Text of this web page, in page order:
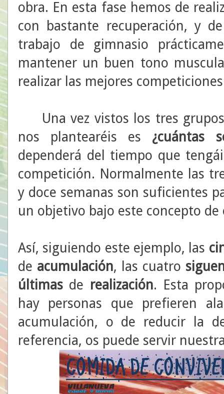
obra. En esta fase hemos de
con bastante recuperación, y
trabajo de gimnasio
mantener un buen tono
realizar las mejores
Una vez vistos los tres
nos plantearéis es ¿cuántas
dependerá del tiempo que
competición. Normalmente las
y doce semanas son suficientes
un objetivo bajo este concepto
Así, siguiendo este ejemplo, las
de acumulación, las cuatro
últimas de realización. Esta
hay personas que prefieren
acumulación, o de reducir la
referencia, os puede servir